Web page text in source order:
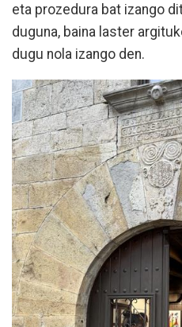
eta prozedura bat izango
duguna, baina laster
dugu nola izango den.